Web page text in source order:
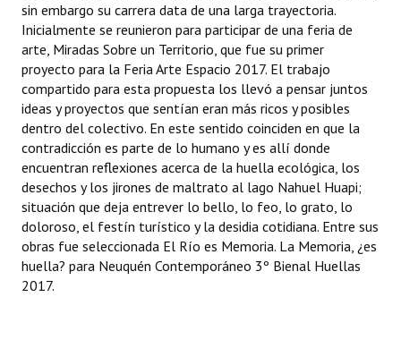
sin embargo su carrera data de una larga trayectoria.
Inicialmente se reunieron para participar de una feria de
arte, Miradas Sobre un Territorio, que fue su primer
proyecto para la Feria Arte Espacio 2017. El trabajo
compartido para esta propuesta los llevó a pensar juntos
ideas y proyectos que sentían eran más ricos y posibles
dentro del colectivo. En este sentido coinciden en que la
contradicción es parte de lo humano y es allí donde
encuentran reflexiones acerca de la huella ecológica, los
desechos y los jirones de maltrato al lago Nahuel Huapi;
situación que deja entrever lo bello, lo feo, lo grato, lo
doloroso, el festín turístico y la desidia cotidiana. Entre sus
obras fue seleccionada El Río es Memoria. La Memoria, ¿es
huella? para Neuquén Contemporáneo 3º Bienal Huellas
2017.